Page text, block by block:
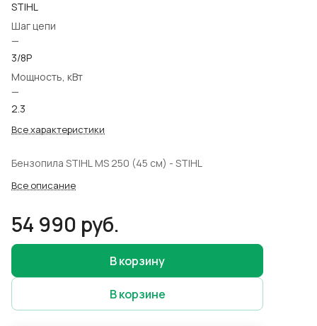
STIHL
Шаг цепи
—
3/8Р
Мощность, кВт
—
2.3
Все характеристики
Бензопила STIHL MS 250 (45 см) - STIHL
Все описание
54 990 руб.
В корзину
В корзине